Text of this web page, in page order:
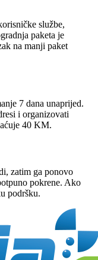
službe,
paketa je
na manji paket
7 dana unaprijed.
i organizovati
40 KM.
zatim ga ponovo
pokrene. Ako
podršku.